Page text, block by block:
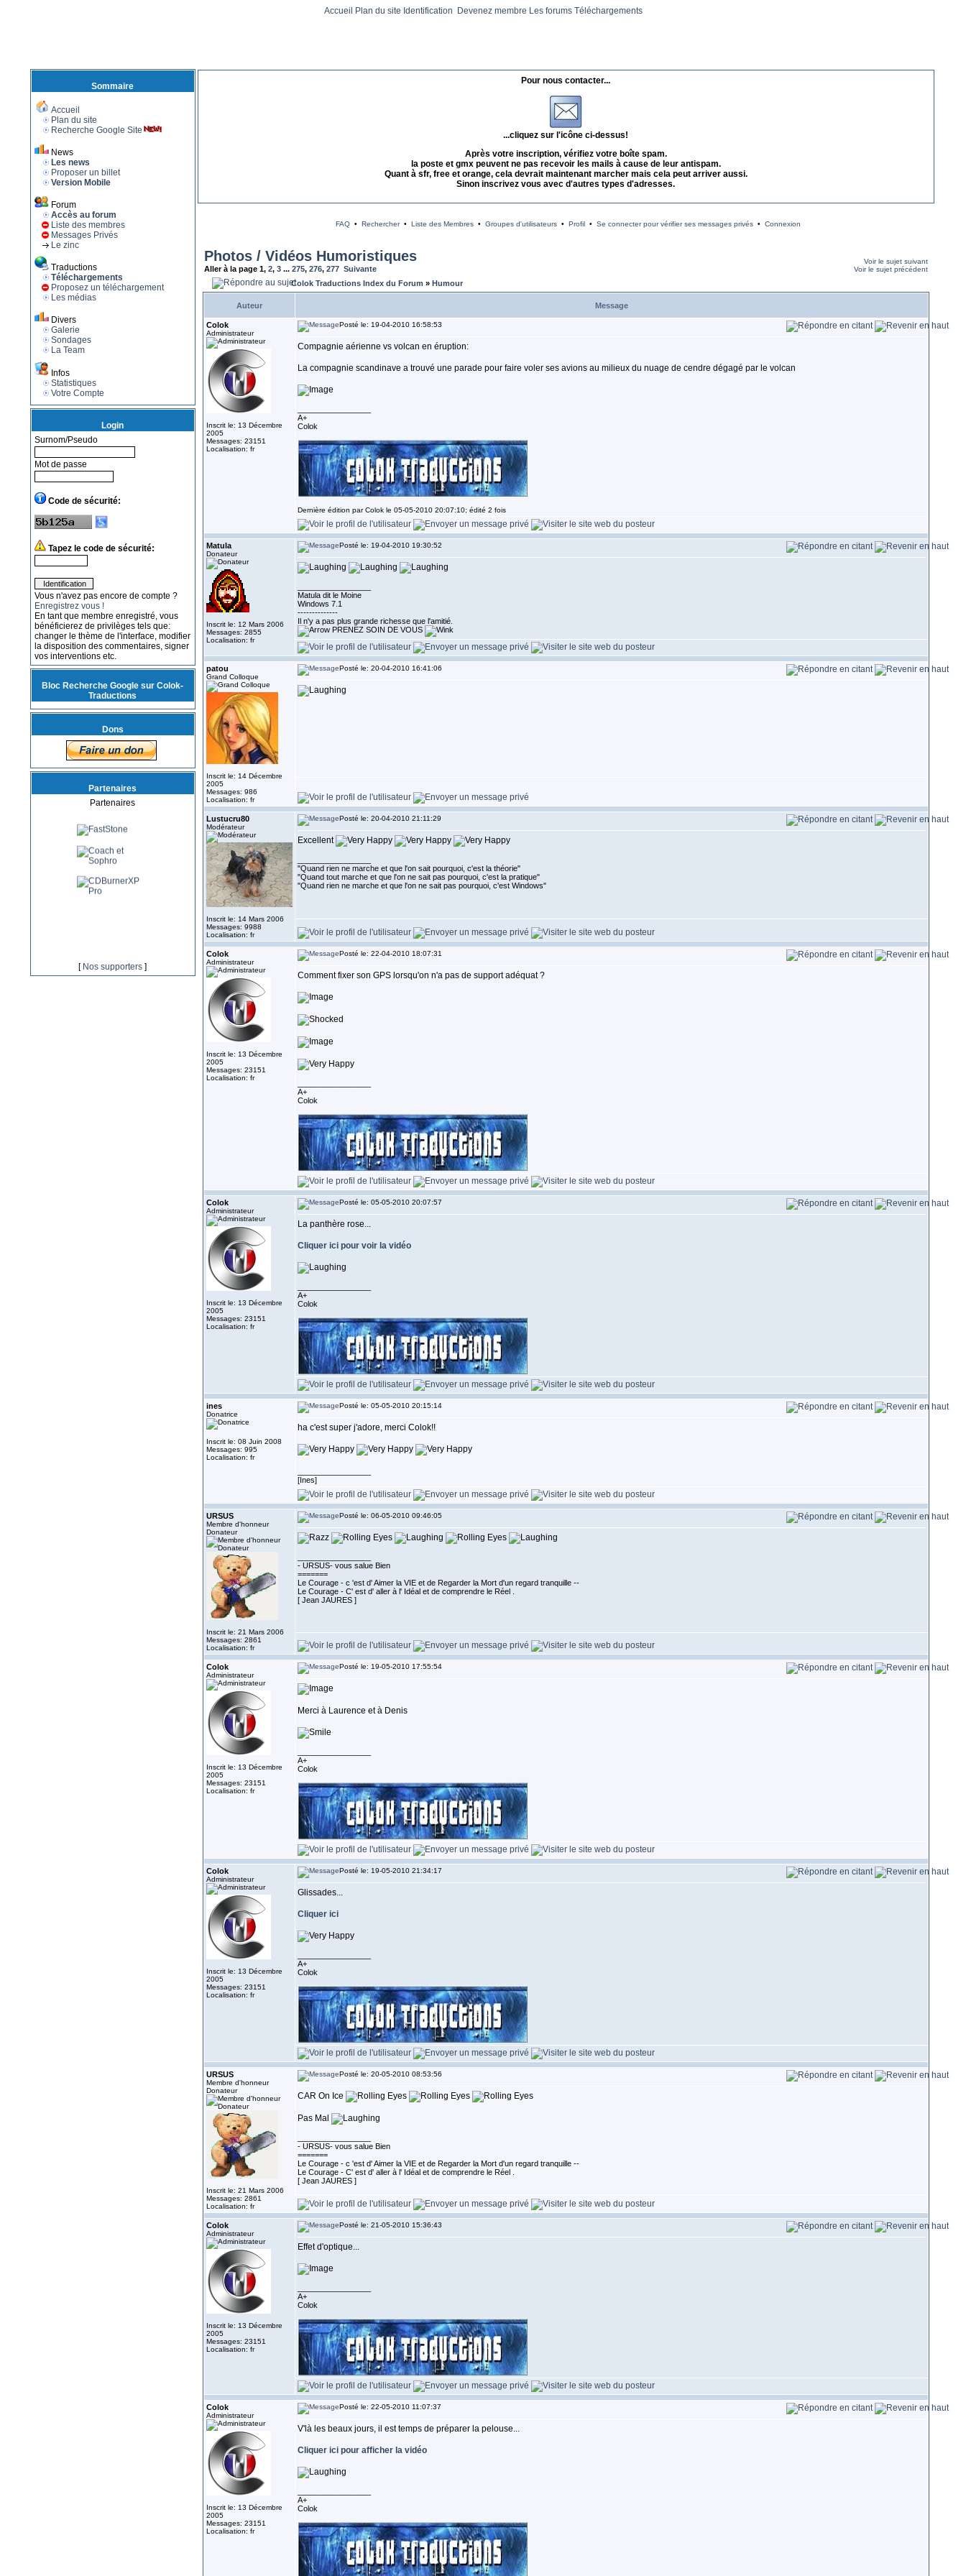
Accueil Plan du site Identification Devenez membre Les forums Téléchargements
Sommaire
Accueil
Plan du site
Recherche Google Site
News
Les news
Proposer un billet
Version Mobile
Forum
Accès au forum
Liste des membres
Messages Privés
Le zinc
Traductions
Téléchargements
Proposez un téléchargement
Les médias
Divers
Galerie
Sondages
La Team
Infos
Statistiques
Votre Compte
Login
Surnom/Pseudo
Mot de passe
Code de sécurité:
Tapez le code de sécurité:
Vous n'avez pas encore de compte ?
Enregistrez vous !
En tant que membre enregistré, vous
bénéficierez de privilèges tels que:
changer le thème de l'interface, modifier
la disposition des commentaires, signer
vos interventions etc.
Bloc Recherche Google sur Colok-
Traductions
Dons
Partenaires
Partenaires
[ Nos supporters ]
Pour nous contacter...
...cliquez sur l'icône ci-dessus!
Après votre inscription, vérifiez votre boîte spam.
la poste et gmx peuvent ne pas recevoir les mails à cause de leur antispam.
Quant à sfr, free et orange, cela devrait maintenant marcher mais cela peut arriver aussi.
Sinon inscrivez vous avec d'autres types d'adresses.
FAQ• Rechercher• Liste des Membres• Groupes d'utilisateurs• Profil• Se connecter pour vérifier ses messages privés• Connexion
Photos / Vidéos Humoristiques
Aller à la page 1, 2, 3... 275, 276, 277 Suivante
Voir le sujet suivant
Voir le sujet précédent
Colok Traductions Index du Forum » Humour
Auteur Message
Colok
Administrateur
Inscrit le: 13 Décembre
2005
Messages: 23151
Localisation: fr
Posté le: 19-04-2010 16:58:53
Compagnie aérienne vs volcan en éruption:
La compagnie scandinave a trouvé une parade pour faire voler ses avions au milieux du nuage de cendre dégagé par le volcan
A+
Colok
Dernière édition par Colok le 05-05-2010 20:07:10; édité 2 fois
Matula
Donateur
Inscrit le: 12 Mars 2006
Messages: 2855
Localisation: fr
Posté le: 19-04-2010 19:30:52
Matula dit le Moine
Windows 7.1
--------------
Il n'y a pas plus grande richesse que l'amitié.
PRENEZ SOIN DE VOUS
patou
Grand Colloque
Inscrit le: 14 Décembre
2005
Messages: 986
Localisation: fr
Posté le: 20-04-2010 16:41:06
Lustucru80
Modérateur
Inscrit le: 14 Mars 2006
Messages: 9988
Localisation: fr
Posté le: 20-04-2010 21:11:29
Excellent
"Quand rien ne marche et que l'on sait pourquoi, c'est la théorie"
"Quand tout marche et que l'on ne sait pas pourquoi, c'est la pratique"
"Quand rien ne marche et que l'on ne sait pas pourquoi, c'est Windows"
Colok
Administrateur
Inscrit le: 13 Décembre
2005
Messages: 23151
Localisation: fr
Posté le: 22-04-2010 18:07:31
Comment fixer son GPS lorsqu'on n'a pas de support adéquat ?
A+
Colok
Colok
Administrateur
Inscrit le: 13 Décembre
2005
Messages: 23151
Localisation: fr
Posté le: 05-05-2010 20:07:57
La panthère rose...
Cliquer ici pour voir la vidéo
A+
Colok
ines
Donatrice
Inscrit le: 08 Juin 2008
Messages: 995
Localisation: fr
Posté le: 05-05-2010 20:15:14
ha c'est super j'adore, merci Colok!!
[Ines]
URSUS
Membre d'honneur
Donateur
Inscrit le: 21 Mars 2006
Messages: 2861
Localisation: fr
Posté le: 06-05-2010 09:46:05
- URSUS- vous salue Bien
=======
Le Courage - c 'est d' Aimer la VIE et de Regarder la Mort d'un regard tranquille --
Le Courage - C' est d' aller à l' Idéal et de comprendre le Réel .
[ Jean JAURES ]
Colok
Administrateur
Inscrit le: 13 Décembre
2005
Messages: 23151
Localisation: fr
Posté le: 19-05-2010 17:55:54
Merci à Laurence et à Denis
A+
Colok
Colok
Administrateur
Inscrit le: 13 Décembre
2005
Messages: 23151
Localisation: fr
Posté le: 19-05-2010 21:34:17
Glissades...
Cliquer ici
A+
Colok
URSUS
Membre d'honneur
Donateur
Inscrit le: 21 Mars 2006
Messages: 2861
Localisation: fr
Posté le: 20-05-2010 08:53:56
CAR On Ice
Pas Mal
- URSUS- vous salue Bien
=======
Le Courage - c 'est d' Aimer la VIE et de Regarder la Mort d'un regard tranquille --
Le Courage - C' est d' aller à l' Idéal et de comprendre le Réel .
[ Jean JAURES ]
Colok
Administrateur
Inscrit le: 13 Décembre
2005
Messages: 23151
Localisation: fr
Posté le: 21-05-2010 15:36:43
Effet d'optique...
A+
Colok
Colok
Administrateur
Inscrit le: 13 Décembre
2005
Messages: 23151
Localisation: fr
Posté le: 22-05-2010 11:07:37
V'là les beaux jours, il est temps de préparer la pelouse...
Cliquer ici pour afficher la vidéo
A+
Colok